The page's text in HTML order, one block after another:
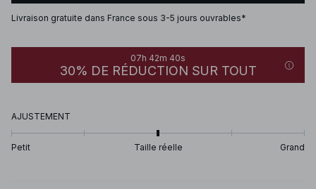
Livraison gratuite dans France sous 3-5 jours ouvrables*
07h 42m 40s
30% DE RÉDUCTION SUR TOUT
AJUSTEMENT
Petit Taille réelle Grand